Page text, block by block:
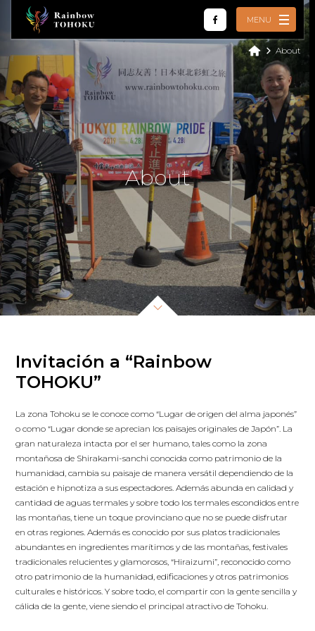
What we do
Partner
Tour
LGBTQ
About
English 繁體中文 简体中文 Español
MENU
About
About
Invitación a “Rainbow
TOHOKU”
La zona Tohoku se le conoce como “Lugar de origen del alma japonés”
o como “Lugar donde se aprecian los paisajes originales de Japón”. La
gran naturaleza intacta por el ser humano, tales como la zona
montañosa de Shirakami-sanchi conocida como patrimonio de la
humanidad, cambia su paisaje de manera versátil dependiendo de la
estación e hipnotiza a sus espectadores. Además abunda en calidad y
cantidad de aguas termales y sobre todo los termales escondidos entre
las montañas, tiene un toque provinciano que no se puede disfrutar
en otras regiones. Además es conocido por sus platos tradicionales
abundantes en ingredientes marítimos y de las montañas, festivales
tradicionales relucientes y glamorosos, “Hiraizumi”, reconocido como
otro patrimonio de la humanidad, edificaciones y otros patrimonios
culturales e históricos. Y sobre todo, el compartir con la gente sencilla y
cálida de la gente, viene siendo el principal atractivo de Tohoku.